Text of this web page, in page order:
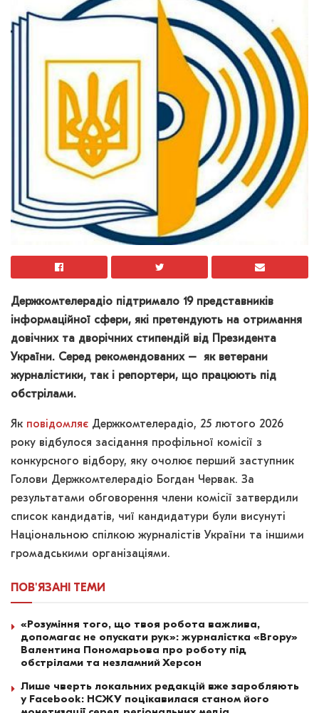
Держкомтелерадіо підтримало 19 представників
інформаційної сфери, які претендують на отримання
довічних та дворічних стипендій від Президента
України. Серед рекомендованих – як ветерани
журналістики, так і репортери, що працюють під
обстрілами.
Як повідомляє Держкомтелерадіо, 25 лютого 2026
року відбулося засідання профільної комісії з
конкурсного відбору, яку очолює перший заступник
Голови Держкомтелерадіо Богдан Червак. За
результатами обговорення члени комісії затвердили
список кандидатів, чиї кандидатури були висунуті
Національною спілкою журналістів України та іншими
громадськими організаціями.
ПОВ'ЯЗАНІ ТЕМИ
«Розуміння того, що твоя робота важлива,
допомагає не опускати рук»: журналістка «Вгору»
Валентина Пономарьова про роботу під
обстрілами та незламний Херсон
Лише чверть локальних редакцій вже заробляють
у Facebook: НСЖУ поцікавилася станом його